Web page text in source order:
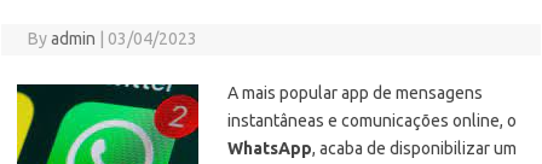
Byadmin 03/04/2023
A mais popular app de mensagens
instantâneas e comunicações online, o
WhatsApp, acaba de disponibilizar um